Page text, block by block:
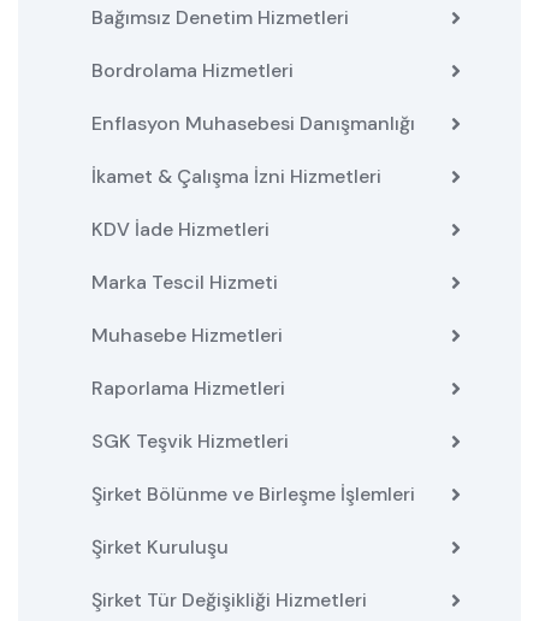
Bağımsız Denetim Hizmetleri
Bordrolama Hizmetleri
Enflasyon Muhasebesi Danışmanlığı
İkamet & Çalışma İzni Hizmetleri
KDV İade Hizmetleri
Marka Tescil Hizmeti
Muhasebe Hizmetleri
Raporlama Hizmetleri
SGK Teşvik Hizmetleri
Şirket Bölünme ve Birleşme İşlemleri
Şirket Kuruluşu
Şirket Tür Değişikliği Hizmetleri